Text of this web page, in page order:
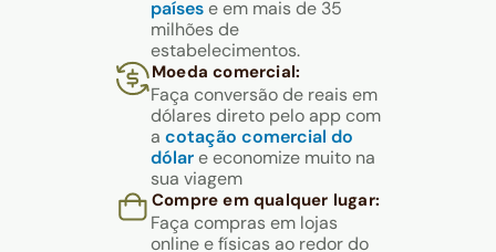
paísese em mais de 35
milhões de
estabelecimentos.
Moeda comercial:
Faça conversão de reais em
dólares direto pelo app com
a cotação comercial do
dólare economize muito na
sua viagem
Compre em qualquer lugar:
Faça compras em lojas
online e físicas ao redor do